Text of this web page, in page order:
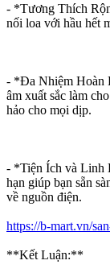
- *Tương Thích
nối loa với hầu hết
- *Đa Nhiệm Hoàn
âm xuất sắc làm
hảo cho mọi dịp.
- *Tiện Ích và Linh
hạn giúp bạn sẵn
về nguồn điện.
https://b-mart.vn/
**Kết Luận:**